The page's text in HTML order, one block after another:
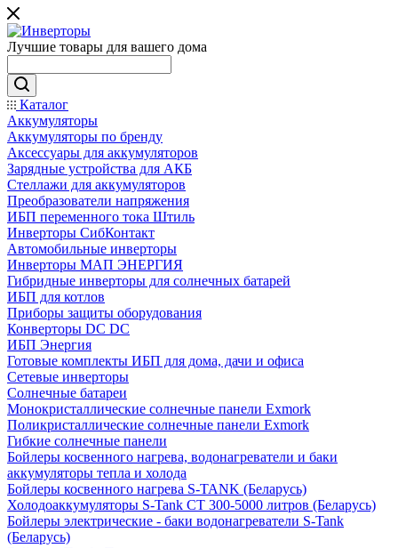
Лучшие товары для вашего дома
Каталог
Аккумуляторы
Аккумуляторы по бренду
Аксессуары для аккумуляторов
Зарядные устройства для АКБ
Стеллажи для аккумуляторов
Преобразователи напряжения
ИБП переменного тока Штиль
Инверторы СибКонтакт
Автомобильные инверторы
Инверторы МАП ЭНЕРГИЯ
Гибридные инверторы для солнечных батарей
ИБП для котлов
Приборы защиты оборудования
Конверторы DC DC
ИБП Энергия
Готовые комплекты ИБП для дома, дачи и офиса
Сетевые инверторы
Солнечные батареи
Монокристаллические солнечные панели Exmork
Поликристаллические солнечные панели Exmork
Гибкие солнечные панели
Бойлеры косвенного нагрева, водонагреватели и баки
аккумуляторы тепла и холода
Бойлеры косвенного нагрева S-TANK (Беларусь)
Холодоаккумуляторы S-Tank СТ 300-5000 литров (Беларусь)
Бойлеры электрические - баки водонагреватели S-Tank
(Беларусь)